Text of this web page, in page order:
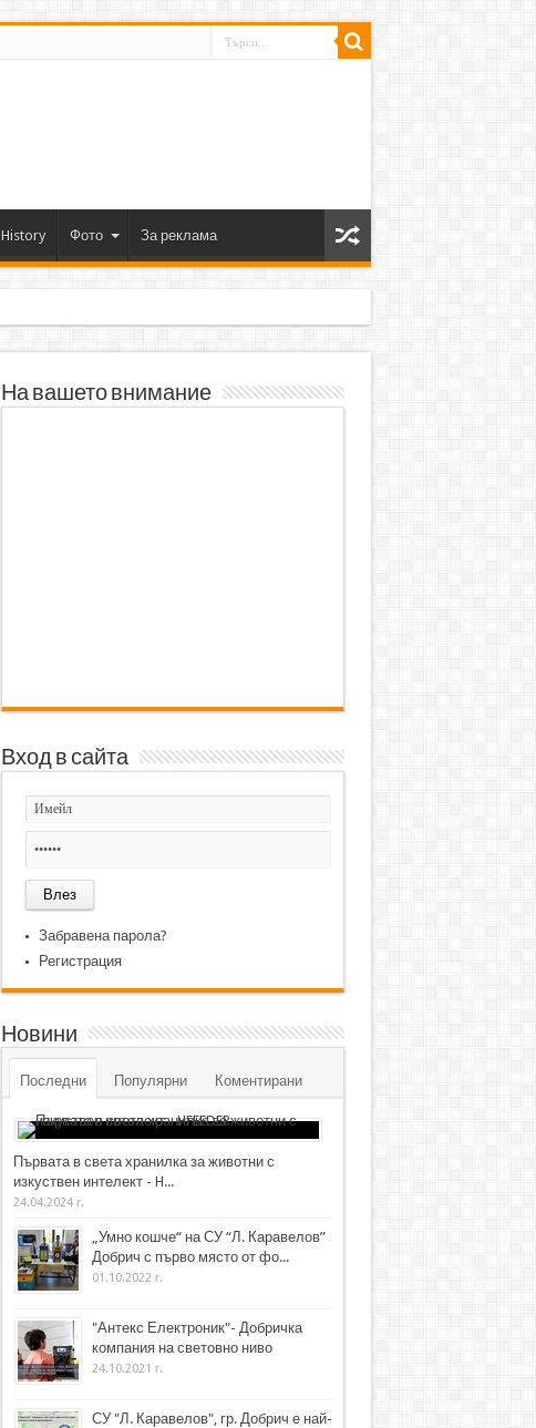
History Фото За реклама
На вашето внимание
Вход в сайта
Забравена парола?
Регистрация
Новини
Последни Популярни Коментирани
Първата в света хранилка за животни с
изкуствен интелект - H...
24.04.2024 г.
„Умно кошче“ на СУ “Л. Каравелов”
Добрич с първо място от фо...
01.10.2022 г.
"Антекс Електроник"- Добричка
компания на световно ниво
24.10.2021 г.
СУ "Л. Каравелов", гр. Добрич е най-